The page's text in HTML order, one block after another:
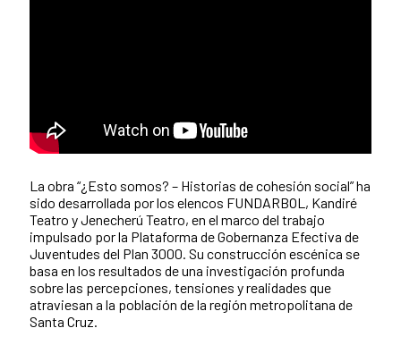
La obra “¿Esto somos? – Historias de cohesión social” ha
sido desarrollada por los elencos FUNDARBOL, Kandiré
Teatro y Jenecherú Teatro, en el marco del trabajo
impulsado por la Plataforma de Gobernanza Efectiva de
Juventudes del Plan 3000. Su construcción escénica se
basa en los resultados de una investigación profunda
sobre las percepciones, tensiones y realidades que
atraviesan a la población de la región metropolitana de
Santa Cruz.